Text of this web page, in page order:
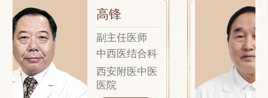
高锋
副主任医师
中西医结合科
西安附医中医
医院